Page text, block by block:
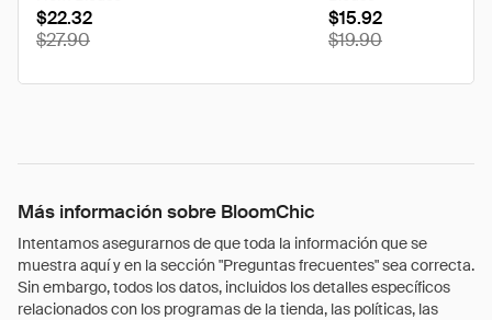
$22.32
$27.90
$15.92
$19.90
Más información sobre BloomChic
Intentamos asegurarnos de que toda la información que se
muestra aquí y en la sección "Preguntas frecuentes" sea correcta.
Sin embargo, todos los datos, incluidos los detalles específicos
relacionados con los programas de la tienda, las políticas, las